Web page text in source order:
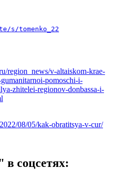
s/tomenko_22
region_news/v-altaiskom-krae-
pomoschi-i-
zhitelei-regionov-donbassa-i-
08/05/kak-obratitsya-v-cur/
в соцсетях: